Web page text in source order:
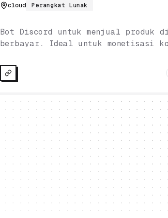
cloud Perangkat Lunak
Bot Discord untuk menjual produk
berbayar. Ideal untuk monetisasi